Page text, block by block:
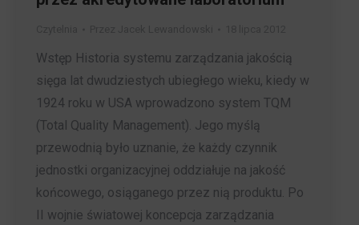
Wstęp Historia systemu zarządzania jakością
sięga lat dwudziestych ubiegłego wieku, kiedy w
1924 roku w USA wprowadzono system TQM
(Total Quality Management). Jego myślą
przewodnią było uznanie, że każdy czynnik
jednostki organizacyjnej oddziałuje na jakość
końcowego, osiąganego przez nią produktu. Po
II wojnie światowej koncepcja zarządzania